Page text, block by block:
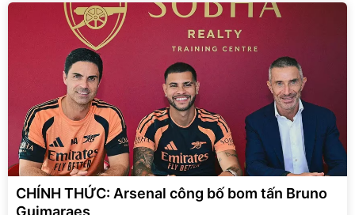
CHÍNH THỨC: Arsenal công bố bom tấn Bruno
Guimaraes